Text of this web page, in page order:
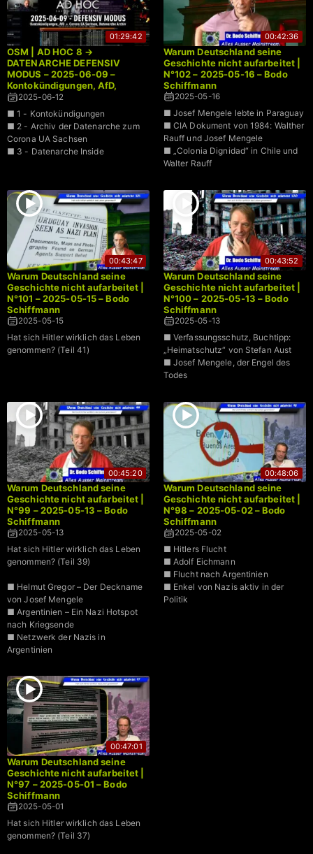
01:29:42
OSM | AD HOC 8 →
DATENARCHE DEFENSIV
MODUS – 2025-06-09 –
Kontokündigungen, AfD,
Corona UA Sachsen
2025-06-12
■ 1 - Kontokündigungen
■ 2 - Archiv der Datenarche zum
Corona UA Sachsen
■ 3 - Datenarche Inside
00:42:36
Warum Deutschland seine
Geschichte nicht aufarbeitet |
N°102 – 2025-05-16 – Bodo
Schiffmann
2025-05-16
■ Josef Mengele lebte in Paraguay
■ CIA Dokument von 1984: Walther
Rauff und Josef Mengele
■ „Colonia Dignidad“ in Chile und
Walter Rauff
00:43:47
Warum Deutschland seine
Geschichte nicht aufarbeitet |
N°101 – 2025-05-15 – Bodo
Schiffmann
2025-05-15
Hat sich Hitler wirklich das Leben
genommen? (Teil 41)
00:43:52
Warum Deutschland seine
Geschichte nicht aufarbeitet |
N°100 – 2025-05-13 – Bodo
Schiffmann
2025-05-13
■ Verfassungsschutz, Buchtipp:
„Heimatschutz“ von Stefan Aust
■ Josef Mengele, der Engel des
Todes
00:45:20
Warum Deutschland seine
Geschichte nicht aufarbeitet |
N°99 – 2025-05-13 – Bodo
Schiffmann
2025-05-13
Hat sich Hitler wirklich das Leben
genommen? (Teil 39)
■ Helmut Gregor – Der Deckname
von Josef Mengele
■ Argentinien – Ein Nazi Hotspot
nach Kriegsende
■ Netzwerk der Nazis in
Argentinien
00:48:06
Warum Deutschland seine
Geschichte nicht aufarbeitet |
N°98 – 2025-05-02 – Bodo
Schiffmann
2025-05-02
■ Hitlers Flucht
■ Adolf Eichmann
■ Flucht nach Argentinien
■ Enkel von Nazis aktiv in der
Politik
00:47:01
Warum Deutschland seine
Geschichte nicht aufarbeitet |
N°97 – 2025-05-01 – Bodo
Schiffmann
2025-05-01
Hat sich Hitler wirklich das Leben
genommen? (Teil 37)